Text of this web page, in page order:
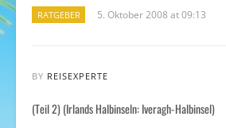
RATGEBER 5. Oktober 2008 at 09:13
BY REISEXPERTE
(Teil 2) (Irlands Halbinseln: Iveragh-Halbinsel)